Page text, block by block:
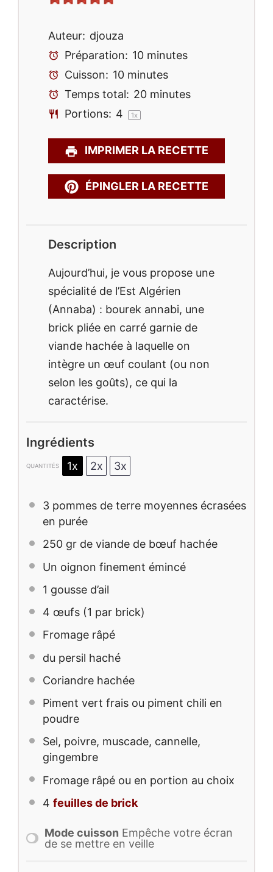
Auteur: djouza
Préparation: 10 minutes
Cuisson: 10 minutes
Temps total: 20 minutes
Portions: 4 1x
IMPRIMER LA RECETTE
ÉPINGLER LA RECETTE
Description
Aujourd’hui, je vous propose une
spécialité de l’Est Algérien
(Annaba) : bourek annabi, une
brick pliée en carré garnie de
viande hachée à laquelle on
intègre un œuf coulant (ou non
selon les goûts), ce qui la
caractérise.
Ingrédients
QUANTITÉS 1x 2x 3x
3 pommes de terre moyennes écrasées
en purée
250 gr de viande de bœuf hachée
Un oignon finement émincé
1 gousse d’ail
4 œufs (1 par brick)
Fromage râpé
du persil haché
Coriandre hachée
Piment vert frais ou piment chili en
poudre
Sel, poivre, muscade, cannelle,
gingembre
Fromage râpé ou en portion au choix
4 feuilles de brick
Mode cuisson Empêche votre écran
de se mettre en veille